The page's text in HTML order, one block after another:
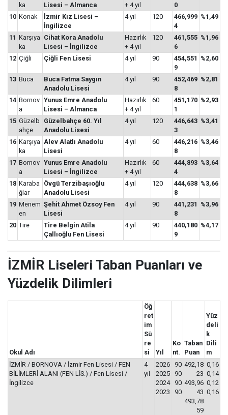
ka
Lisesi – Almanca
+ 4 yıl
0
10 Konak
İzmir Kız Lisesi –
İngilizce
4 yıl 120
466,999
4
%1,49
11 Karşıya
ka
Cihat Kora Anadolu
Lisesi – İngilizce
Hazırlık
+ 4 yıl
120
461,555
6
%1,96
12 Çiğli Çiğli Fen Lisesi 4 yıl 90
454,551
9
%2,60
13 Buca
Buca Fatma Saygın
Anadolu Lisesi
4 yıl 90
452,469
8
%2,81
14 Bornov
a
Yunus Emre Anadolu
Lisesi – Almanca
Hazırlık
+ 4 yıl
60
451,170
1
%2,93
15 Güzelb
ahçe
Güzelbahçe 60. Yıl
Anadolu Lisesi
4 yıl 120
446,643
3
%3,41
16 Karşıya
ka
Alev Alatlı Anadolu
Lisesi
4 yıl 60
446,216
8
%3,46
17 Bornov
a
Yunus Emre Anadolu
Lisesi – İngilizce
Hazırlık
+ 4 yıl
60
444,893
4
%3,64
18 Karaba
ğlar
Övgü Terzibaşıoğlu
Anadolu Lisesi
4 yıl 120
444,638
8
%3,66
19 Menem
en
Şehit Ahmet Özsoy Fen
Lisesi
4 yıl 90
441,231
8
%3,96
20 Tire
Tire Belgin Atila
Çallıoğlu Fen Lisesi
4 yıl 90
440,180
9
%4,17
İZMİR Liseleri Taban Puanları ve
Yüzdelik Dilimleri
Okul Adı
Öğ
ret
im
Sü
re
si
Yıl
Ko
nt.
Taban
Puan
Yüz
deli
k
Dili
m
İZMİR / BORNOVA / İzmir Fen Lisesi / FEN
BİLİMLERİ ALANI (FEN LİS.) / Fen Lisesi /
İngilizce
4
yıl
2026
2025
2024
2023
90
90
90
90
492,18
23
493,96
43
493,78
59
0,16
0,14
0,12
0,16